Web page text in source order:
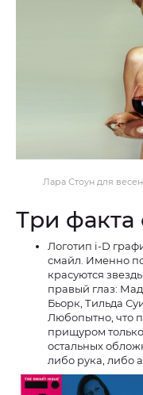
Лара Стоун для
Три
Логотип i-D графически обозначает подмигивающий
смайл. Именно поэтому на
красуются
правый глаз:
Бьорк, Тильда Суинтон, Наоми
Любопытно, что
прищуром
остальных обложках глаз прикрывает
либо рука, либо